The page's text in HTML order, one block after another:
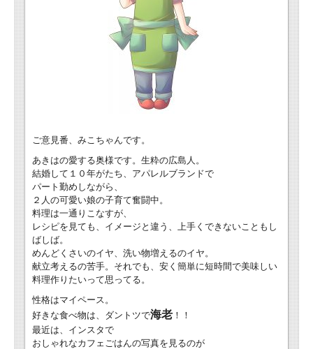
ご意見番、みこちゃんです。
あきはの愛する奥様です。生粋の広島人。
結婚して１０年がたち、アパレルブランドで
パート勤めしながら、
２人の可愛い娘の子育て奮闘中。
料理は一通りこなすが、
レシピを見ても、イメージと違う、上手くできないこともし
ばしば。
めんどくさいのイヤ、洗い物増えるのイヤ。
献立考えるの苦手。それでも、安く簡単に短時間で美味しい
料理作りたいって思ってる。
性格はマイペース。
好きな食べ物は、ダントツで海老 ！！
最近は、インスタで
おしゃれなカフェごはんの写真を見るのが